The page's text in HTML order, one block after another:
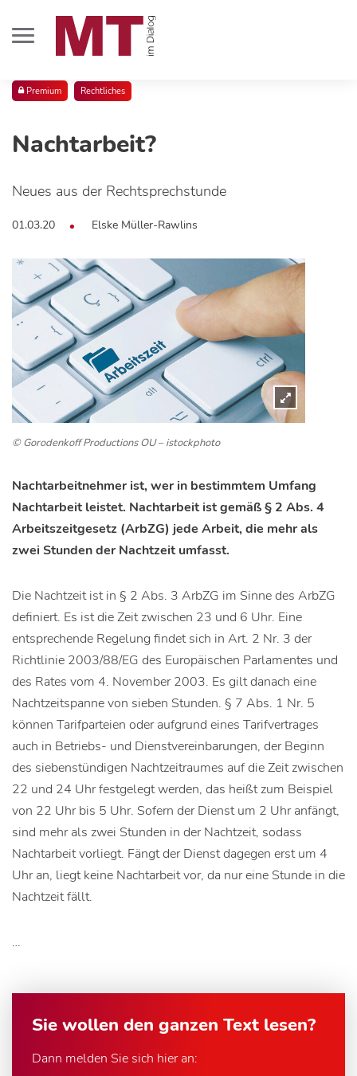
Premium Rechtliches
Nachtarbeit?
Neues aus der Rechtsprechstunde
01.03.20 Elske Müller-Rawlins
© Gorodenkoff Productions OU – istockphoto
Nachtarbeitnehmer ist, wer in bestimmtem Umfang
Nachtarbeit leistet. Nachtarbeit ist gemäß § 2 Abs. 4
Arbeitszeitgesetz (ArbZG) jede Arbeit, die mehr als
zwei Stunden der Nachtzeit umfasst.
Die Nachtzeit ist in § 2 Abs. 3 ArbZG im Sinne des ArbZG
definiert. Es ist die Zeit zwischen 23 und 6 Uhr. Eine
entsprechende Regelung findet sich in Art. 2 Nr. 3 der
Richtlinie 2003/88/EG des Europäischen Parlamentes und
des Rates vom 4. November 2003. Es gilt danach eine
Nachtzeitspanne von sieben Stunden. § 7 Abs. 1 Nr. 5
können Tarifparteien oder aufgrund eines Tarifvertrages
auch in Betriebs- und Dienstvereinbarungen, der Beginn
des siebenstündigen Nachtzeitraumes auf die Zeit zwischen
22 und 24 Uhr festgelegt werden, das heißt zum Beispiel
von 22 Uhr bis 5 Uhr. Sofern der Dienst um 2 Uhr anfängt,
sind mehr als zwei Stunden in der Nachtzeit, sodass
Nachtarbeit vorliegt. Fängt der Dienst dagegen erst um 4
Uhr an, liegt keine Nachtarbeit vor, da nur eine Stunde in die
Nachtzeit fällt.
…
Sie wollen den ganzen Text lesen?
Dann melden Sie sich hier an: